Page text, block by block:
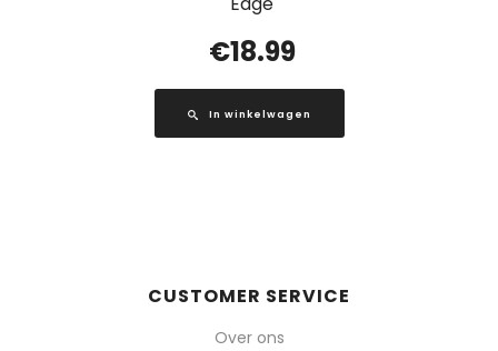
€18.99
In winkelwagen
CUSTOMER SERVICE
Over ons